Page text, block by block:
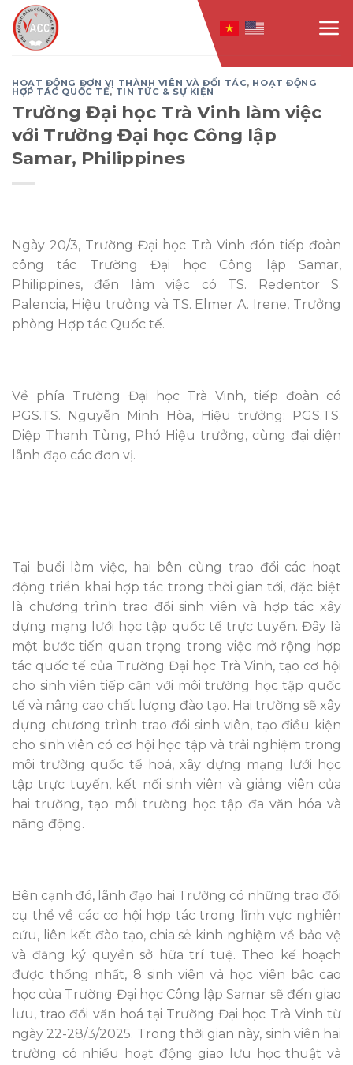
Skip
to
content
HOẠT ĐỘNG ĐƠN VỊ THÀNH VIÊN VÀ ĐỐI TÁC, HOẠT ĐỘNG
HỢP TÁC QUỐC TẾ, TIN TỨC & SỰ KIỆN
Trường Đại học Trà Vinh làm việc
với Trường Đại học Công lập
Samar, Philippines
Ngày 20/3, Trường Đại học Trà Vinh đón tiếp đoàn
công tác Trường Đại học Công lập Samar,
Philippines, đến làm việc có TS. Redentor S.
Palencia, Hiệu trưởng và TS. Elmer A. Irene, Trưởng
phòng Hợp tác Quốc tế.
Về phía Trường Đại học Trà Vinh, tiếp đoàn có
PGS.TS. Nguyễn Minh Hòa, Hiệu trưởng; PGS.TS.
Diệp Thanh Tùng, Phó Hiệu trưởng, cùng đại diện
lãnh đạo các đơn vị.
Tại buổi làm việc, hai bên cùng trao đổi các hoạt
động triển khai hợp tác trong thời gian tới, đặc biệt
là chương trình trao đổi sinh viên và hợp tác xây
dựng mạng lưới học tập quốc tế trực tuyến. Đây là
một bước tiến quan trọng trong việc mở rộng hợp
tác quốc tế của Trường Đại học Trà Vinh, tạo cơ hội
cho sinh viên tiếp cận với môi trường học tập quốc
tế và nâng cao chất lượng đào tạo. Hai trường sẽ xây
dựng chương trình trao đổi sinh viên, tạo điều kiện
cho sinh viên có cơ hội học tập và trải nghiệm trong
môi trường quốc tế hoá, xây dựng mạng lưới học
tập trực tuyến, kết nối sinh viên và giảng viên của
hai trường, tạo môi trường học tập đa văn hóa và
năng động.
Bên cạnh đó, lãnh đạo hai Trường có những trao đổi
cụ thể về các cơ hội hợp tác trong lĩnh vực nghiên
cứu, liên kết đào tạo, chia sẻ kinh nghiệm về bảo vệ
và đăng ký quyền sở hữa trí tuệ. Theo kế hoạch
được thống nhất, 8 sinh viên và học viên bậc cao
học của Trường Đại học Công lập Samar sẽ đến giao
lưu, trao đổi văn hoá tại Trường Đại học Trà Vinh từ
ngày 22-28/3/2025. Trong thời gian này, sinh viên hai
trường có nhiều hoạt động giao lưu học thuật và